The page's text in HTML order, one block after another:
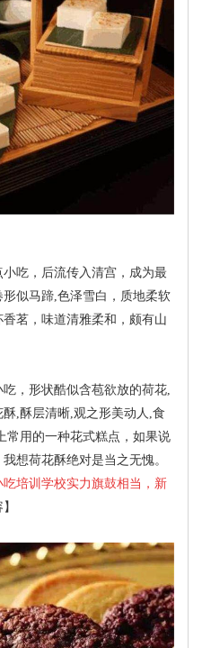
吃，后流传入清宫，成为最
似马蹄,色泽雪白，质地柔软
茗，味道清雅柔和，颇有山
，形状酷似含苞欲放的荷花,
,酥层清晰,观之形美动人,食
常用的一种花式糕点，如果说
想荷花酥绝对是当之无愧。
培训学校实力旗鼓相当，新